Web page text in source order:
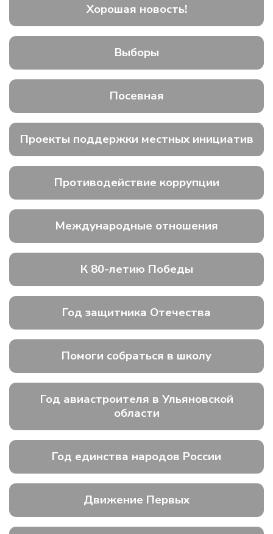
Хорошая новость!
Выборы
Посевная
Проекты поддержки местных инициатив
Противодействие коррупции
Международные отношения
К 80-летию Победы
Год защитника Отечества
Помоги собраться в школу
Год авиастроителя в Ульяновской
области
Год единства народов России
Движение Первых